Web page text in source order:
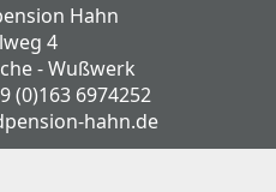
Hahn
4
- Wußwerk
(0)163 6974252
hahn.de